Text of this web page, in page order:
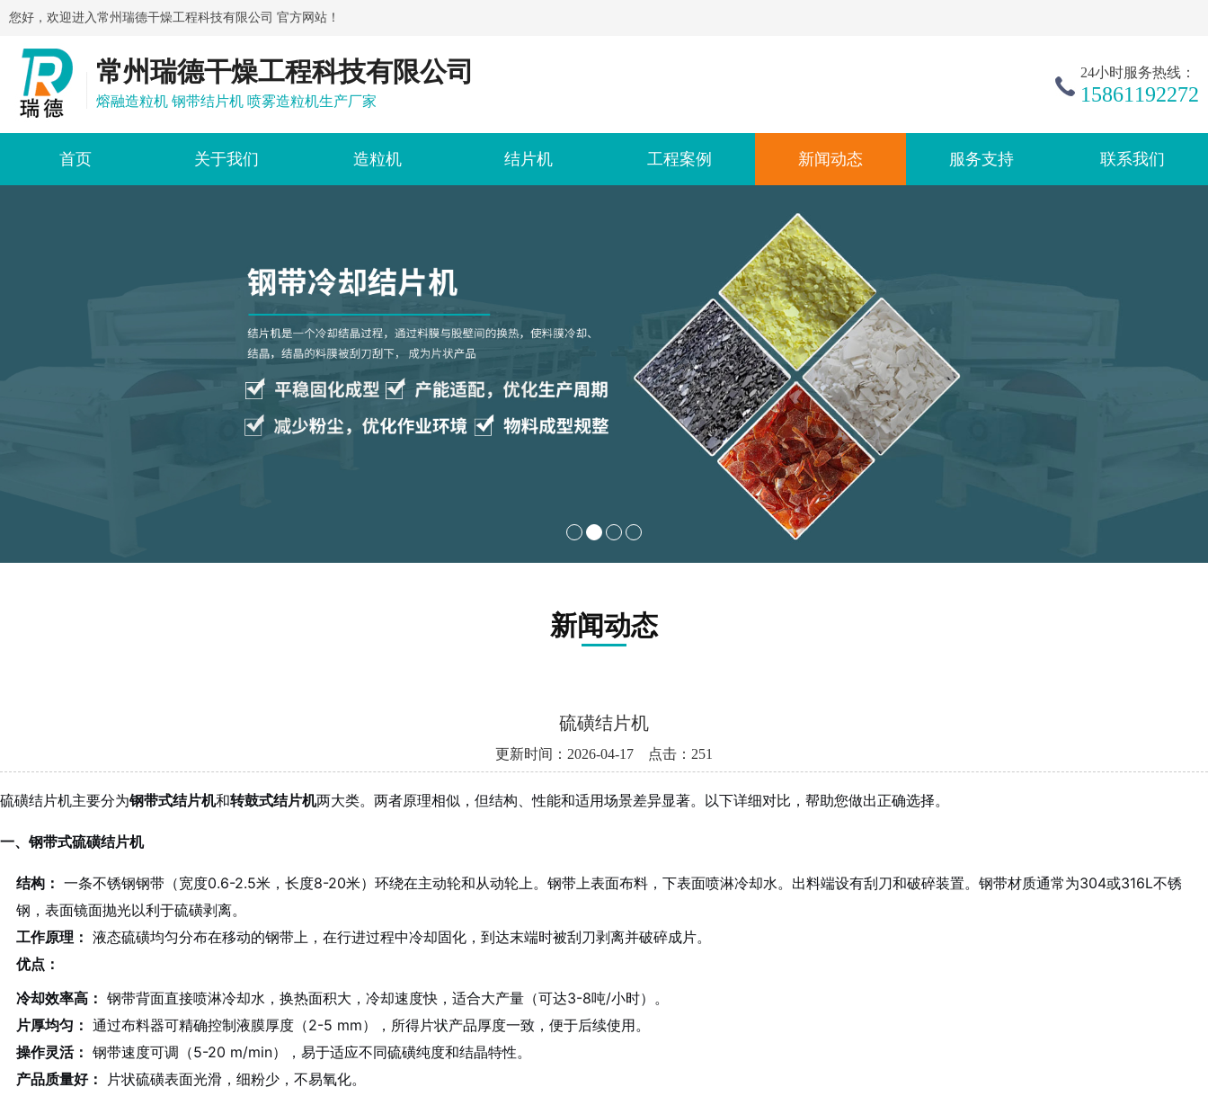
您好，欢迎进入常州瑞德干燥工程科技有限公司 官方网站！
常州瑞德干燥工程科技有限公司
熔融造粒机 钢带结片机 喷雾造粒机生产厂家
24小时服务热线：
15861192272
首页 关于我们 造粒机 结片机 工程案例 新闻动态 服务支持 联系我们
新闻动态
硫磺结片机
更新时间：2026-04-17 点击：251
硫磺结片机主要分为钢带式结片机和转鼓式结片机两大类。两者原理相似，但结构、性能和适用场景差异显著。以下详细对比，帮助您做出正确选择。
一、钢带式硫磺结片机
结构： 一条不锈钢钢带（宽度0.6-2.5米，长度8-20米）环绕在主动轮和从动轮上。钢带上表面布料，下表面喷淋冷却水。出料端设有刮刀和破碎装置。钢带材质通常为304或316L不锈
钢，表面镜面抛光以利于硫磺剥离。
工作原理： 液态硫磺均匀分布在移动的钢带上，在行进过程中冷却固化，到达末端时被刮刀剥离并破碎成片。
优点：
冷却效率高： 钢带背面直接喷淋冷却水，换热面积大，冷却速度快，适合大产量（可达3-8吨/小时）。
片厚均匀： 通过布料器可精确控制液膜厚度（2-5 mm），所得片状产品厚度一致，便于后续使用。
操作灵活： 钢带速度可调（5-20 m/min），易于适应不同硫磺纯度和结晶特性。
产品质量好：
片状硫磺表面光滑，细粉少，不易氧化。